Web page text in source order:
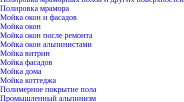
Полировка мрамора
Мойка окон и фасадов
Мойка окон
Мойка окон после ремонта
Мойка окон альпинистами
Мойка витрин
Мойка фасадов
Мойка дома
Мойка коттеджа
Полимерное покрытие пола
Промышленный альпинизм